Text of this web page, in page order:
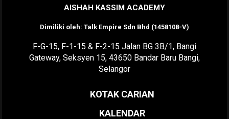
AISHAH KASSIM ACADEMY
Dimiliki oleh: Talk Empire Sdn Bhd (1458108-V)
F-G-15, F-1-15 & F-2-15 Jalan BG 3B/1, Bangi
Gateway, Seksyen 15, 43650 Bandar Baru Bangi,
Selangor
KOTAK CARIAN
KALENDAR